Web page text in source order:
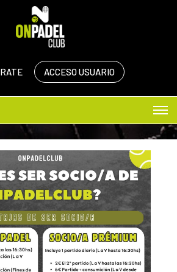
ACCESO USUARIO